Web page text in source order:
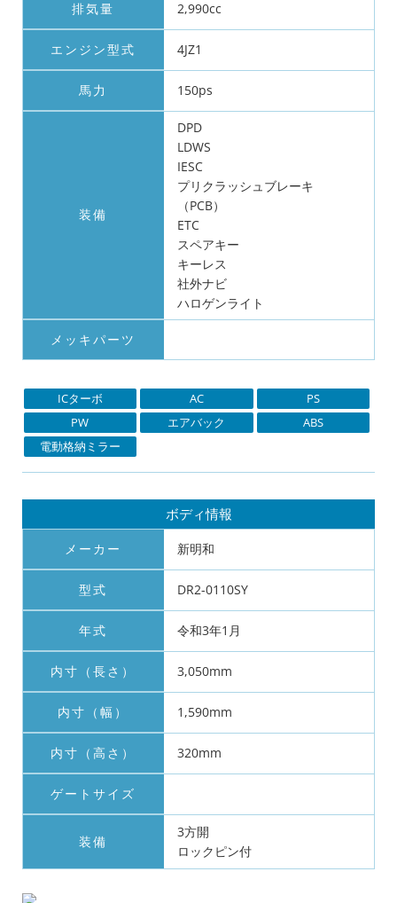
排気量 2,990cc
エンジン型式 4JZ1
馬力 150ps
装備
DPD
LDWS
IESC
プリクラッシュブレーキ
（PCB）
ETC
スペアキー
キーレス
社外ナビ
ハロゲンライト
メッキパーツ
ICターボ AC
PS
PW
エアバック
ABS
電動格納ミラー
ボディ情報
メーカー 新明和
型式 DR2-0110SY
年式 令和3年1月
内寸（長さ） 3,050mm
内寸（幅） 1,590mm
内寸（高さ） 320mm
ゲートサイズ
装備
3方開
ロックピン付